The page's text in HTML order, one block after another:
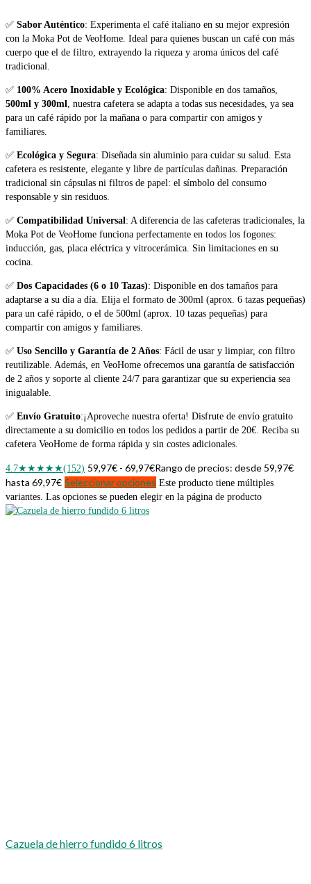
✅ Sabor Auténtico: Experimenta el café italiano en su mejor expresión
con la Moka Pot de VeoHome. Ideal para quienes buscan un café con más
cuerpo que el de filtro, extrayendo la riqueza y aroma únicos del café
tradicional.
✅ 100% Acero Inoxidable y Ecológica: Disponible en dos tamaños,
500ml y 300ml
, nuestra cafetera se adapta a todas sus necesidades, ya sea
para un café rápido por la mañana o para compartir con amigos y
familiares.
✅ Ecológica y Segura: Diseñada sin aluminio para cuidar su salud. Esta
cafetera es resistente, elegante y libre de partículas dañinas. Preparación
tradicional sin cápsulas ni filtros de papel: el símbolo del consumo
responsable y sin residuos.
✅ Compatibilidad Universal : A diferencia de las cafeteras tradicionales, la
Moka Pot de VeoHome funciona perfectamente en todos los fogones:
inducción, gas, placa eléctrica y vitrocerámica. Sin limitaciones en su
cocina.
✅ Dos Capacidades (6 o 10 Tazas): Disponible en dos tamaños para
adaptarse a su día a día. Elija el formato de 300ml (aprox. 6 tazas pequeñas)
para un café rápido, o el de 500ml (aprox. 10 tazas pequeñas) para
compartir con amigos y familiares.
✅ Uso Sencillo y Garantía de 2 Años: Fácil de usar y limpiar, con filtro
reutilizable. Además, en VeoHome ofrecemos una garantía de satisfacción
de 2 años y soporte al cliente 24/7 para garantizar que su experiencia sea
inigualable.
✅ Envío Gratuito:¡Aproveche nuestra oferta! Disfrute de envío gratuito
directamente a su domicilio en todos los pedidos a partir de 20€. Reciba su
cafetera VeoHome de forma rápida y sin costes adicionales.
4.7★★★★★(152) 59,97€ - 69,97€Rango de precios: desde 59,97€
hasta 69,97€ Seleccionar opciones Este producto tiene múltiples
variantes. Las opciones se pueden elegir en la página de producto
Cazuela de hierro fundido 6 litros